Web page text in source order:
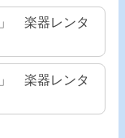
楽器レンタ
楽器レンタ